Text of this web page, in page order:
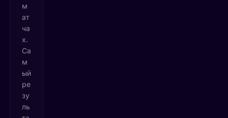
м
ат
ча
х.
Са
м
ый
ре
зу
ль